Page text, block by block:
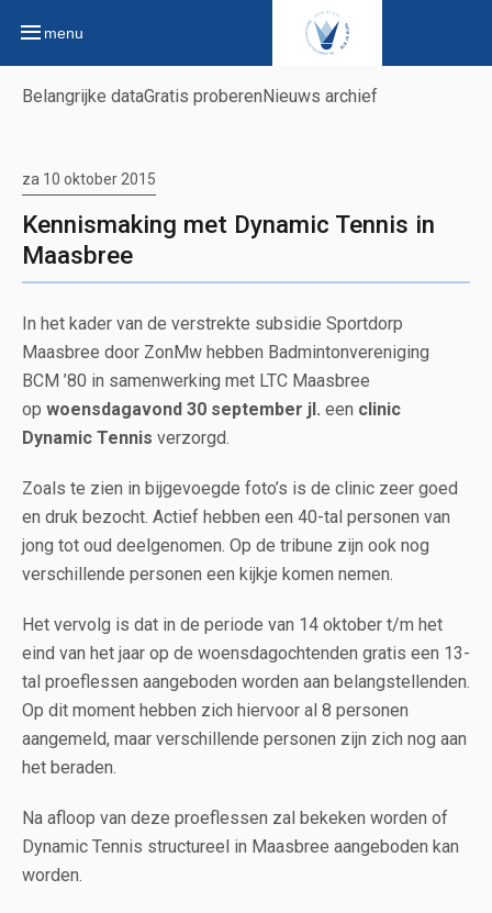
menu
Belangrijke dataGratis proberen Nieuws archief
za 10 oktober 2015
Kennismaking met Dynamic Tennis in
Maasbree
In het kader van de verstrekte subsidie Sportdorp
Maasbree door ZonMw hebben Badmintonvereniging
BCM ’80 in samenwerking met LTC Maasbree
op woensdagavond 30 september jl. een clinic
Dynamic Tennis verzorgd.
Zoals te zien in bijgevoegde foto’s is de clinic zeer goed
en druk bezocht. Actief hebben een 40-tal personen van
jong tot oud deelgenomen. Op de tribune zijn ook nog
verschillende personen een kijkje komen nemen.
Het vervolg is dat in de periode van 14 oktober t/m het
eind van het jaar op de woensdagochtenden gratis een 13-
tal proeflessen aangeboden worden aan belangstellenden.
Op dit moment hebben zich hiervoor al 8 personen
aangemeld, maar verschillende personen zijn zich nog aan
het beraden.
Na afloop van deze proeflessen zal bekeken worden of
Dynamic Tennis structureel in Maasbree aangeboden kan
worden.